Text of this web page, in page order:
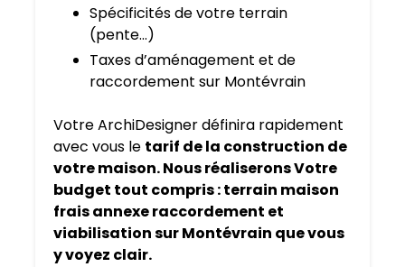
Spécificités de votre terrain
(pente…)
Taxes d’aménagement et de
raccordement sur Montévrain
Votre ArchiDesigner définira rapidement
avec vous le tarif de la construction de
votre maison. Nous réaliserons Votre
budget tout compris : terrain maison
frais annexe raccordement et
viabilisation sur Montévrain que vous
y voyez clair.